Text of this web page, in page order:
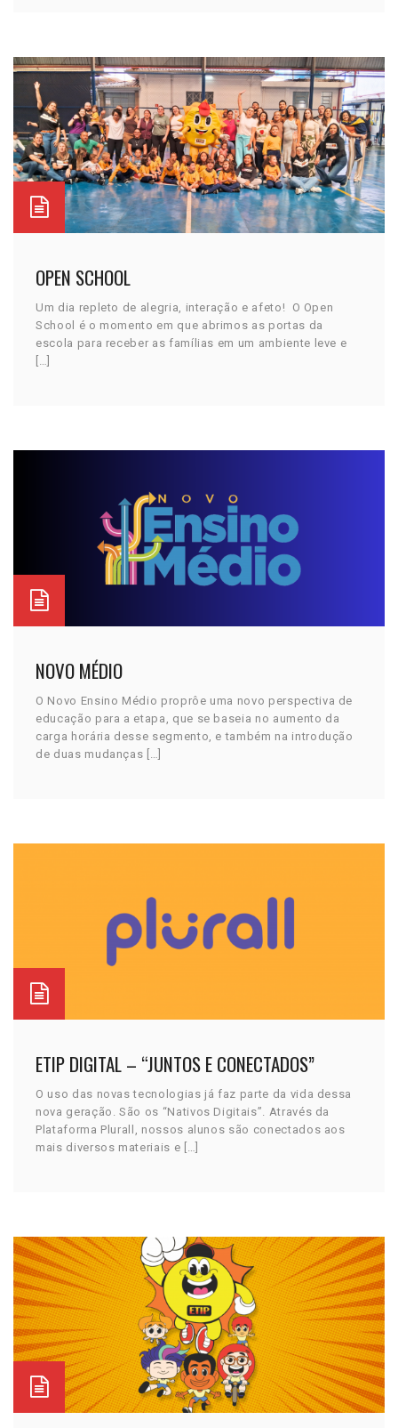
OPEN SCHOOL
Um dia repleto de alegria, interação e afeto! O Open
School é o momento em que abrimos as portas da
escola para receber as famílias em um ambiente leve e
[…]
NOVO MÉDIO
O Novo Ensino Médio proprôe uma novo perspectiva de
educação para a etapa, que se baseia no aumento da
carga horária desse segmento, e também na introdução
de duas mudanças […]
ETIP DIGITAL – “JUNTOS E CONECTADOS”
O uso das novas tecnologias já faz parte da vida dessa
nova geração. São os “Nativos Digitais”. Através da
Plataforma Plurall, nossos alunos são conectados aos
mais diversos materiais e […]